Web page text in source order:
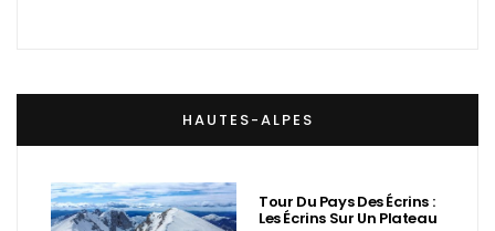
HAUTES-ALPES
Tour Du Pays Des Écrins :
Les Écrins Sur Un Plateau